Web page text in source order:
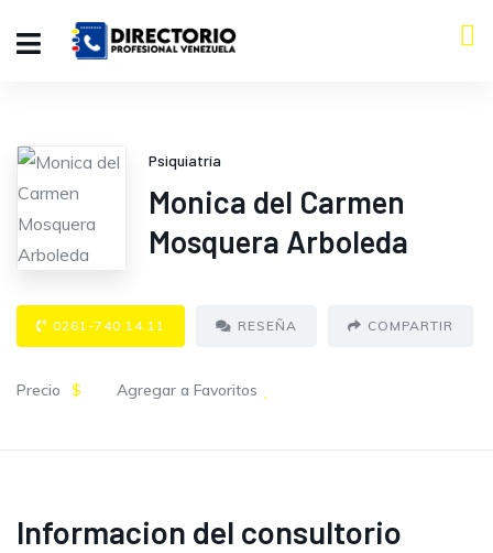
Psiquiatría
Monica del Carmen
Mosquera Arboleda
0261-740.14.11 RESEÑA COMPARTIR
Precio $ Agregar a Favoritos
Informacion del consultorio